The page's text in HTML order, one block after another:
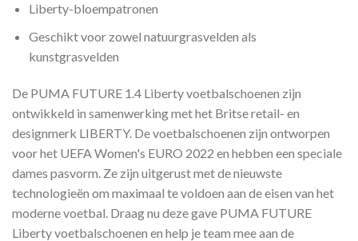
Liberty-bloempatronen
Geschikt voor zowel natuurgrasvelden als
kunstgrasvelden
De PUMA FUTURE 1.4 Liberty voetbalschoenen zijn
ontwikkeld in samenwerking met het Britse retail- en
designmerk LIBERTY. De voetbalschoenen zijn ontworpen
voor het UEFA Women's EURO 2022 en hebben een speciale
dames pasvorm. Ze zijn uitgerust met de nieuwste
technologieën om maximaal te voldoen aan de eisen van het
moderne voetbal. Draag nu deze gave PUMA FUTURE
Liberty voetbalschoenen en help je team mee aan de